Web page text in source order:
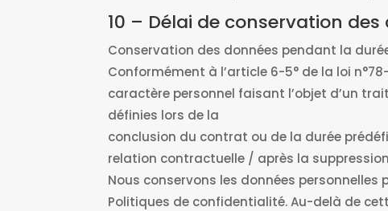
10 – Délai de conservation
Conservation des données pendant la
Conformément à l’article 6-5° de la loi
caractère personnel faisant l’objet d’un
définies lors de la
conclusion du contrat ou de la durée
relation contractuelle / après la
Nous conservons les données
Politiques de confidentialité. Au-delà de